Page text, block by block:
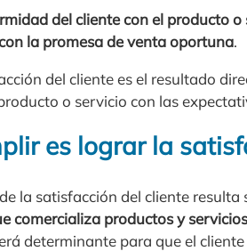
del cliente con el producto
la promesa de venta oportuna.
del cliente es el resultado
o servicio con las
es lograr la
la satisfacción del cliente resulta
comercializa productos y
determinante para que el